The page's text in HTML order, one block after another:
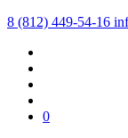
8 (812) 449-54-16
0